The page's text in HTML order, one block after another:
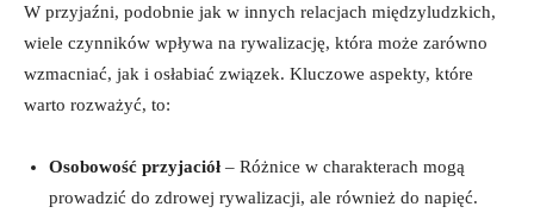
W przyjaźni, podobnie jak w innych relacjach międzyludzkich,
wiele czynników wpływa na rywalizację, która może zarówno
wzmacniać, jak i osłabiać związek. Kluczowe ‌aspekty,​ które
warto rozważyć, to:
Osobowość przyjaciół – Różnice w charakterach mogą⁤
prowadzić do zdrowej rywalizacji, ale również do napięć.⁢